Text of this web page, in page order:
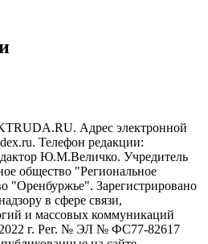
Адрес электронной
Телефон редакции:
Ю.М.Величко. Учредитель
общество "Региональное
"Оренбуржье". Зарегистрировано
в сфере связи,
и массовых коммуникаций
2022 г. Рег. № ЭЛ № ФС77-82617